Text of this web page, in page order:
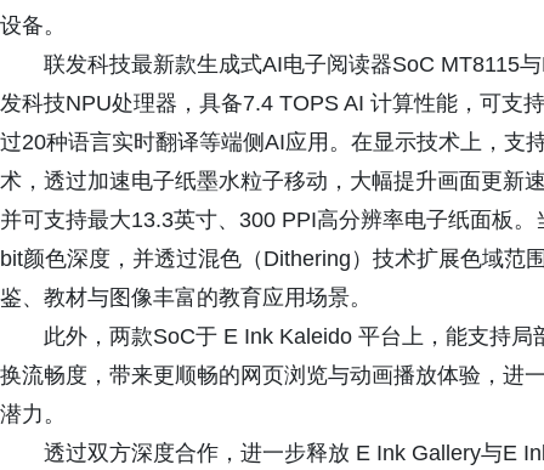
设备。
联发科技最新款生成式AI电子阅读器SoC MT8115
发科技NPU处理器，具备7.4 TOPS AI 计算性能，可支
过20种语言实时翻译等端侧AI应用。在显示技术上，支
术，透过加速电子纸墨水粒子移动，大幅提升画面更新
并可支持最大13.3英寸、300 PPI高分辨率电子纸面板
bit颜色深度，并透过混色（Dithering）技术扩展色域范
鉴、教材与图像丰富的教育应用场景。
此外，两款SoC于 E Ink Kaleido 平台上，能支持
换流畅度，带来更顺畅的网页浏览与动画播放体验，进
潜力。
透过双方深度合作，进一步释放 E Ink Gallery与E